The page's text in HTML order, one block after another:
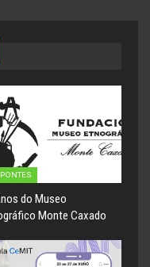
do Museo
Monte Caxado